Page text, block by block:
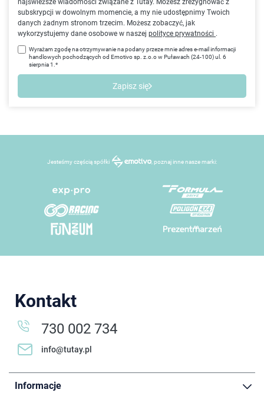
najświeższe wiadomości związane z Tutay. Możesz zrezygnować z
subskrypcji w dowolnym momencie, a my nie udostępnimy Twoich
danych żadnym stronom trzecim. Możesz zobaczyć, jak
wykorzystujemy dane osobowe w naszej polityce prywatności .
Wyrażam zgodę na otrzymywanie na podany przeze mnie adres e-mail informacji
handlowych pochodzących od Emotivo sp. z.o.o w Puławach (24-100) ul. 6
sierpnia 1.*
Zapisz się
Jesteśmy częścią spółki , poznaj inne nasze marki:
Kontakt
730 002 734
info@tutay.pl
Informacje